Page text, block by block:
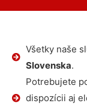
Všetky naše
Slovenska.
Potrebujete
dispozícii aj